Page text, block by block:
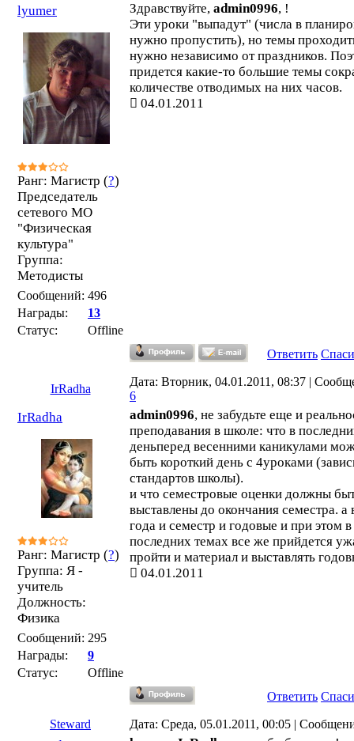
lyumer
Ранг: Магистр (?)
Председатель
сетевого МО
"Физическая
культура"
Группа:
Методисты
Сообщений: 496
Награды:
13
Статус:
Offline
Здравствуйте, admin0996, !
Эти уроки "выпадут" (числа в
нужно пропустить), но темы
нужно независимо от праздников.
придется какие-то большие темы
количестве отводимых на них часов.
04.01.2011
Ответить
IrRadha
Дата: Вторник, 04.01.2011, 08:37 |
6
IrRadha
Ранг: Магистр (?)
Группа: Я -
учитель
Должность:
Физика
Сообщений: 295
Награды:
9
Статус:
Offline
admin0996, не забудьте еще и
преподавания в школе: что в
деньперед весенними каникулами
быть короткий день с 4уроками
стандартов школы).
и что семестровые оценки должны
выставлены до окончания семестра. а
года и семестр и годовые и при этом в
последних темах все же прийдется
пройти и материал и выставлять
04.01.2011
Ответить
Steward Дата: Среда, 05.01.2011, 00:05 |